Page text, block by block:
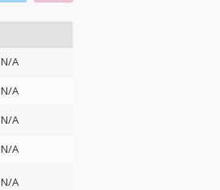
N/A
N/A
N/A
N/A
N/A